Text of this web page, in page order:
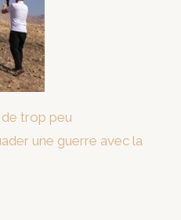
trop peu
une guerre avec la